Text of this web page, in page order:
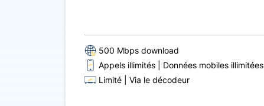
500 Mbps download
Appels illimités
Données mobiles illimitées
Limité
Via le décodeur